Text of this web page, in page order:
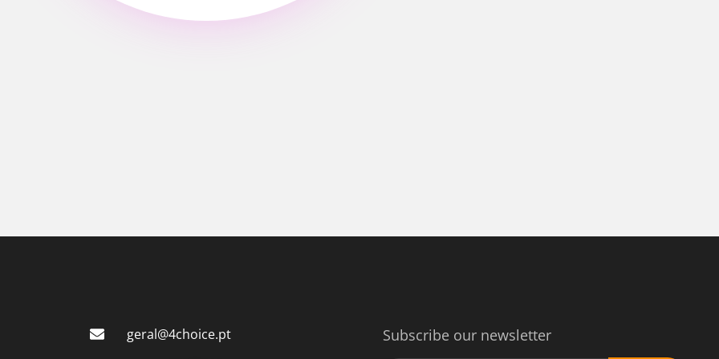
geral@4choice.pt
Subscribe our newsletter